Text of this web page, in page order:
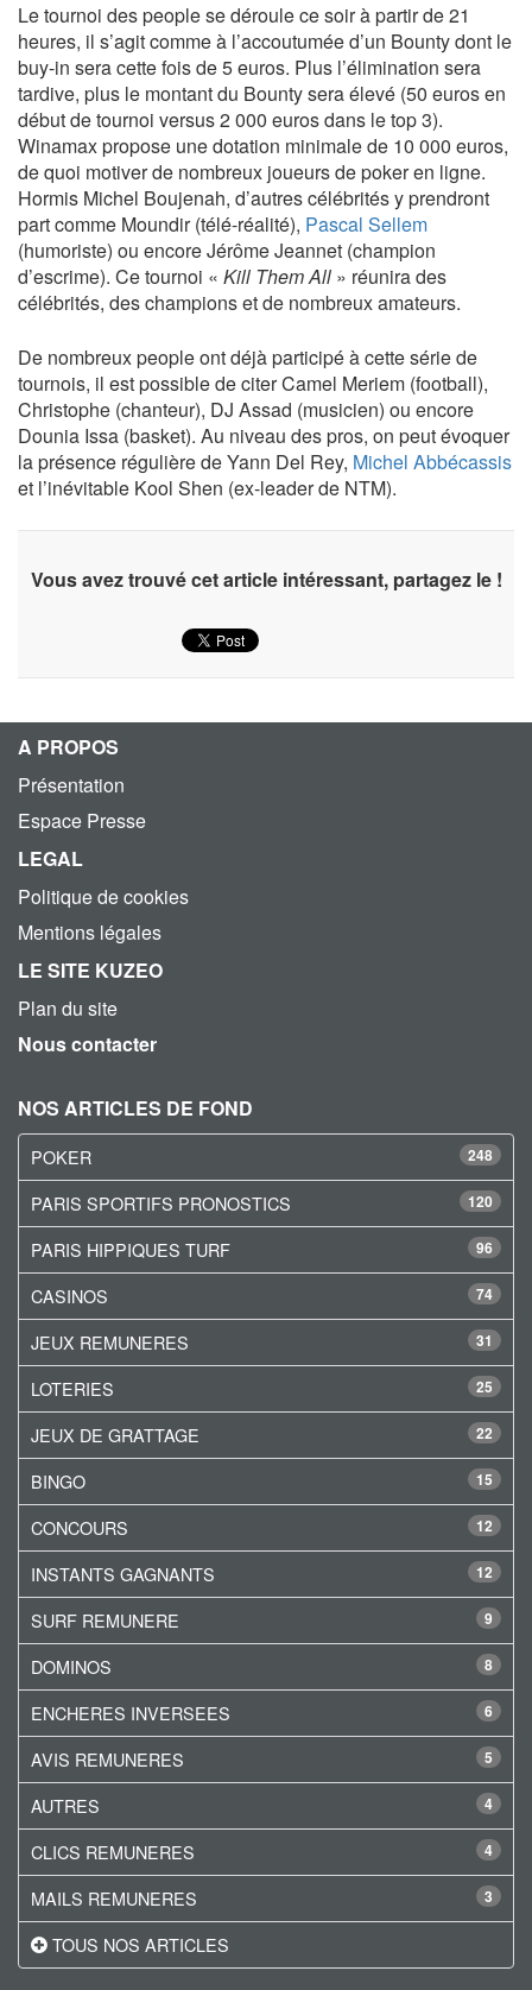
Le tournoi des people se déroule ce soir à partir de 21
heures, il s’agit comme à l’accoutumée d’un Bounty dont le
buy-in sera cette fois de 5 euros. Plus l’élimination sera
tardive, plus le montant du Bounty sera élevé (50 euros en
début de tournoi versus 2 000 euros dans le top 3).
Winamax propose une dotation minimale de 10 000 euros,
de quoi motiver de nombreux joueurs de poker en ligne.
Hormis Michel Boujenah, d’autres célébrités y prendront
part comme Moundir (télé-réalité), Pascal Sellem
(humoriste) ou encore Jérôme Jeannet (champion
d’escrime). Ce tournoi « Kill Them All » réunira des
célébrités, des champions et de nombreux amateurs.
De nombreux people ont déjà participé à cette série de
tournois, il est possible de citer Camel Meriem (football),
Christophe (chanteur), DJ Assad (musicien) ou encore
Dounia Issa (basket). Au niveau des pros, on peut évoquer
la présence régulière de Yann Del Rey, Michel Abbécassis
et l’inévitable Kool Shen (ex-leader de NTM).
Vous avez trouvé cet article intéressant, partagez le !
A PROPOS
Présentation
Espace Presse
LEGAL
Politique de cookies
Mentions légales
LE SITE KUZEO
Plan du site
Nous contacter
NOS ARTICLES DE FOND
248
POKER
120
PARIS SPORTIFS PRONOSTICS
96
PARIS HIPPIQUES TURF
74
CASINOS
31
JEUX REMUNERES
25
LOTERIES
22
JEUX DE GRATTAGE
15
BINGO
12
CONCOURS
12
INSTANTS GAGNANTS
9
SURF REMUNERE
8
DOMINOS
6
ENCHERES INVERSEES
5
AVIS REMUNERES
4
AUTRES
4
CLICS REMUNERES
3
MAILS REMUNERES
TOUS NOS ARTICLES